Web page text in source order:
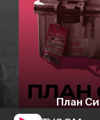
План Си